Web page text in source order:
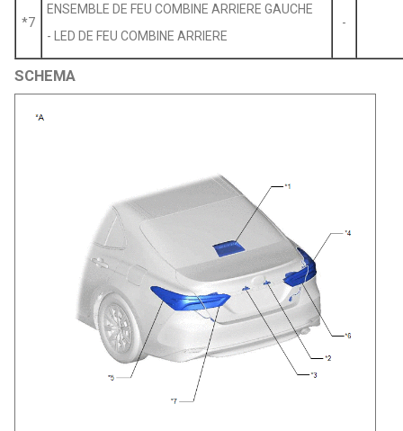
*7
ENSEMBLE DE FEU COMBINE ARRIERE GAUCHE
- LED DE FEU COMBINE ARRIERE
-
SCHEMA